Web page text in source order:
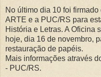
No último dia 10 foi
ARTE e a PUC/RS para
História e Letras. A Oficina
hoje, dia 16 de novembro,
restauração de papéis.
Mais informações através
- PUC/RS.